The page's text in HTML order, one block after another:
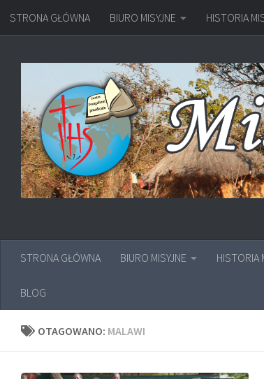
Przejdź do treści
STRONA GŁÓWNA BIURO MISYJNE HISTORIA
STRONA GŁÓWNA BIURO MISYJNE HISTORIA
BLOG
OTAGOWANO: MALAWI